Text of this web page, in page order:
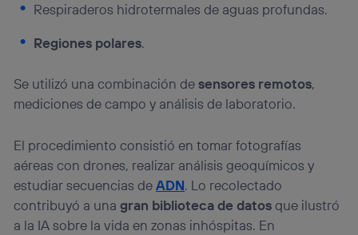
Respiraderos hidrotermales de aguas profundas.
Regiones polares.
Se utilizó una combinación desensores remotos,
mediciones de campo y análisis de laboratorio.
El procedimiento consistió en tomar fotografías
aéreas con drones, realizar análisis geoquímicos y
estudiar secuencias deADN. Lo recolectado
contribuyó a unagran biblioteca de datosque ilustró
a la IA sobre la vida en zonas inhóspitas. En